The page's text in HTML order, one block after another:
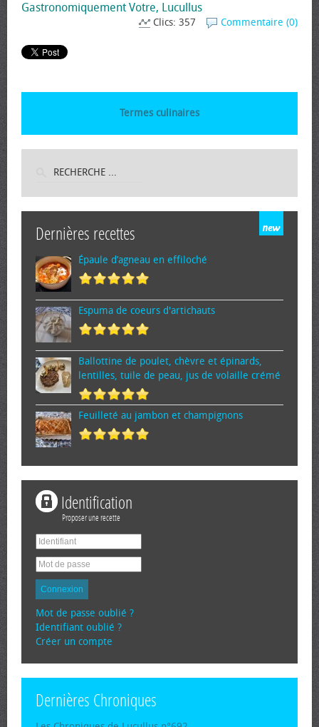
Gastronomiquement Votre, Lucullus
Commentaire (0)
Clics: 357
Termes culinaires
Dernières recettes
Épaule d’agneau en effiloché
Espuma de cœurs d'artichauts
Ballottine de poulet, chèvre et épinards,
lentilles, tuile de peau, jus de volaille crémé
Feuilleté au jambon et champignons
Identification
Proposer une recette
Connexion
Mot de passe oublié ?
Identifiant oublié ?
Créer un compte
Dernières Chroniques